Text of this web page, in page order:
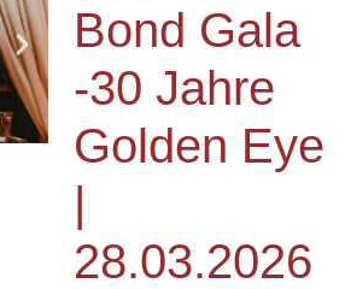
Bond Gala
-30 Jahre
Golden Eye
|
28.03.2026